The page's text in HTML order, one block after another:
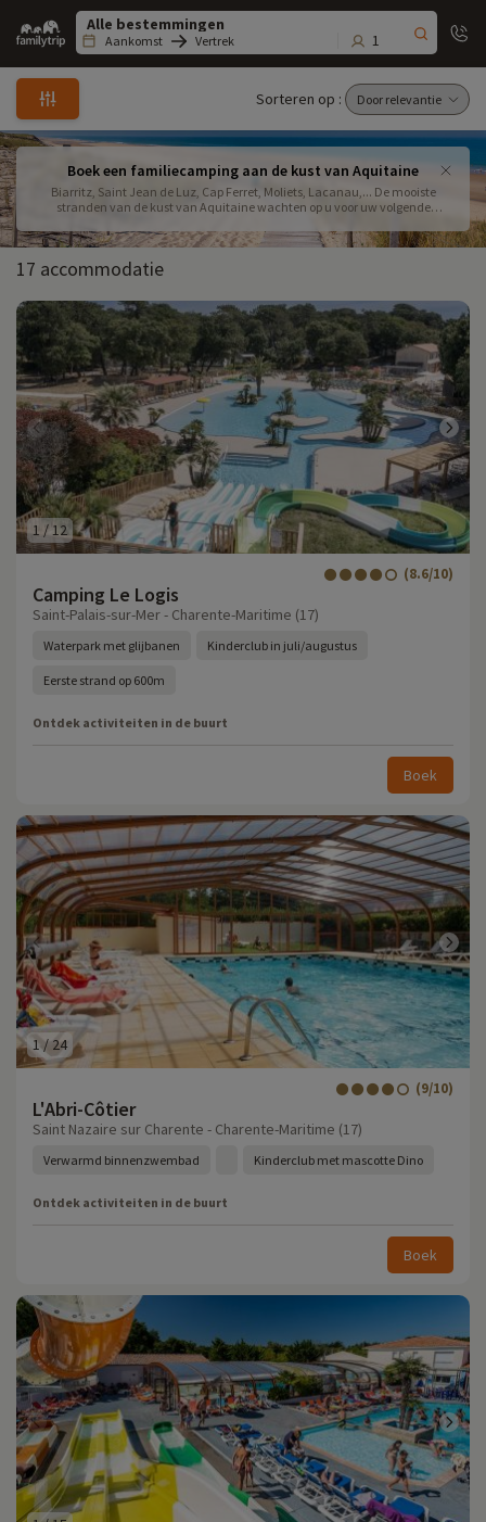
Family
trip
Aankomst Vertrek 1
Sorteren op :
Boek een familiecamping aan de kust van Aquitaine
Biarritz, Saint Jean de Luz, Cap Ferret, Moliets, Lacanau,... De mooiste
stranden van de kust van Aquitaine wachten op u voor uw volgende
geselecteerde campings voor een geslaagde gezinsvakantie
17 accommodatie
1 /12
Camping Le Logis
(8.6/10)
Saint-Palais-sur-Mer - Charente-Maritime (17)
Waterpark met glijbanen Kinderclub in juli/augustus
Eerste strand op 600m
Ontdek activiteiten in de buurt
Boek
1/24
L'Abri-Côtier
(9/10)
Saint Nazaire sur Charente - Charente-Maritime (17)
Verwarmd binnenzwembad Kinderclub met mascotte Dino
Ontdek activiteiten in de buurt
Boek